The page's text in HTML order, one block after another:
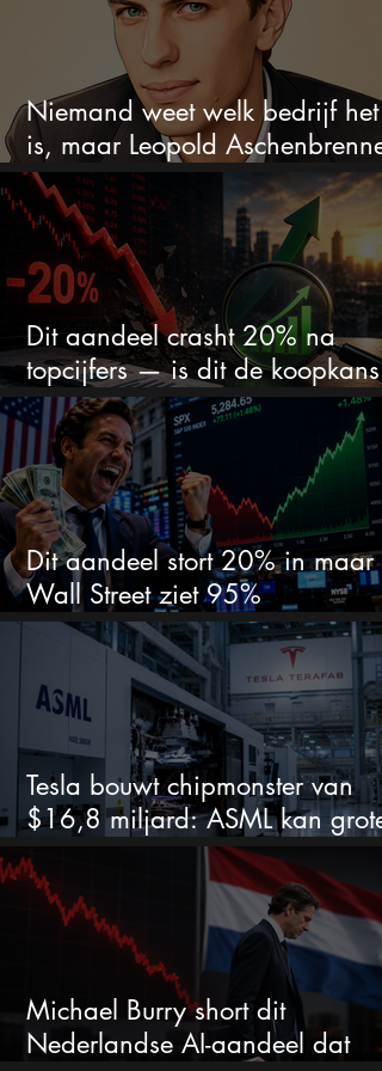
Niemand weet welk bedrijf het
is, maar Leopold Aschenbrenner
zet er nu $500 miljoen op
Dit aandeel crasht 20% na
topcijfers — is dit de koopkans
waar beleggers op wachtten?
Dit aandeel stort 20% in maar
Wall Street ziet 95%
koerspotentieel
Tesla bouwt chipmonster van
$16,8 miljard: ASML kan grote
winnaar worden
Michael Burry short dit
Nederlandse AI-aandeel dat